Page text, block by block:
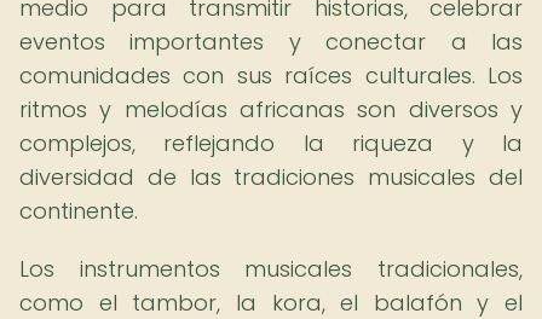
medio para transmitir historias, celebrar
eventos importantes y conectar a las
comunidades con sus raíces culturales. Los
ritmos y melodías africanas son diversos y
complejos, reflejando la riqueza y la
diversidad de las tradiciones musicales del
continente.
Los instrumentos musicales tradicionales,
como el tambor, la kora, el balafón y el